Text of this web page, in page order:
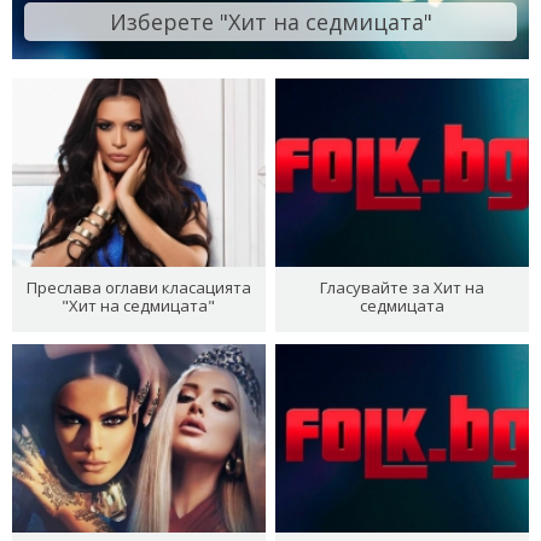
Изберете "Хит на седмицата"
Преслава оглави класацията
"Хит на седмицата"
Гласувайте за Хит на
седмицата